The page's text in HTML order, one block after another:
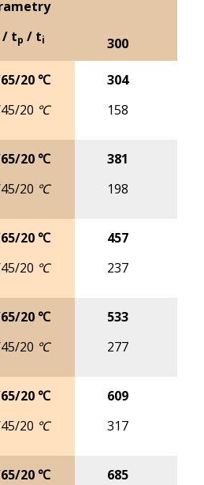
/ tp / ti 300
20 ℃
20 ℃
304
158
20 ℃
20 ℃
381
198
20 ℃
20 ℃
457
237
20 ℃
20 ℃
533
277
20 ℃
20 ℃
609
317
20 ℃
685